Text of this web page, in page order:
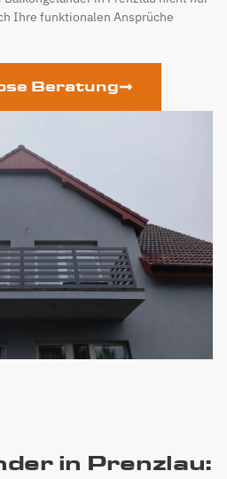
Ihre funktionalen Ansprüche
Beratung
in Prenzlau: